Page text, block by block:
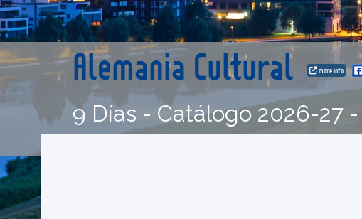
Alemania Cultural more info
9 Días - Catálogo 2026-27 -